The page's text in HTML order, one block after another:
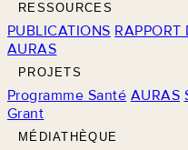
RESSOURCES
PUBLICATIONS RAPPORT
AURAS
PROJETS
Programme Santé AURAS
Grant
MÉDIATHÈQUE